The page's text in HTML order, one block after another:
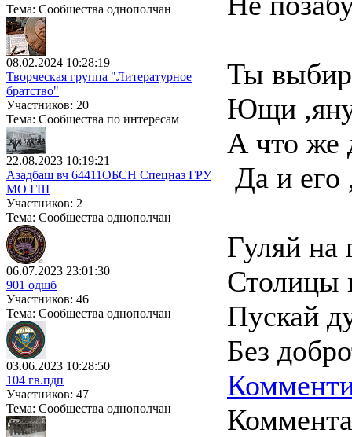
Тема: Сообщества однополчан
08.02.2024 10:28:19
Творческая группа "Литературное
братство"
Участников: 20
Тема: Сообщества по интересам
22.08.2023 10:19:21
Азадбаш вч 64411ОБСН Спецназ ГРУ
МО ГШ
Участников: 2
Тема: Сообщества однополчан
06.07.2023 23:01:30
901 одшб
Участников: 46
Тема: Сообщества однополчан
03.06.2023 10:28:50
104 гв.пдп
Участников: 47
Тема: Сообщества однополчан
Ты
Ющи
А что же
Да и его
Гуляй на
Столицы
Пускай
Без